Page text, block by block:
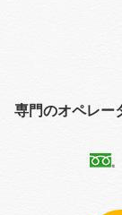
専門のオペレー